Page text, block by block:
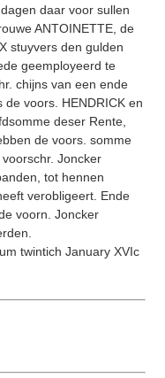
daar voor sullen
ANTOINETTE, de
stuyvers den gulden
geemployeerd te
chijns van een ende
voors. HENDRICK en
deser Rente,
de voors. somme
Joncker
tot hennen
verobligeert. Ende
voorn. Joncker
twintich January XVIc